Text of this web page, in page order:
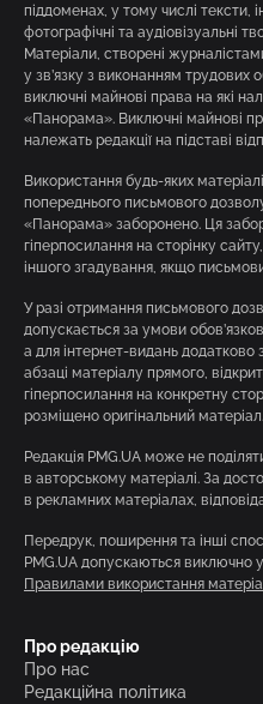
піддоменах, у тому числі тексти,
фотографічні та аудіовізуальні
Матеріали, створені
у зв’язку з виконанням трудових
виключні майнові права на які
«Панорама». Виключні майнові
належать редакції на підставі
Використання будь-яких
попереднього письмового
«Панорама» заборонено. Ця
гіперпосилання на сторінку
іншого згадування, якщо
У разі отримання письмового
допускається за умови
а для інтернет-видань
абзаці матеріалу прямого,
гіперпосилання на конкретну
розміщено оригінальний матеріал.
Редакція PMG.UA може не
в авторському матеріалі. За
в рекламних матеріалах,
Передрук, поширення та інші
PMG.UA допускаються виключно
Правилами використання
Про редакцію
Про нас
Редакційна політика